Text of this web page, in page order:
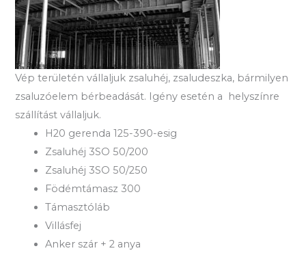
Vép területén vállaljuk zsaluhéj, zsaludeszka, bármilyen
zsaluzóelem bérbeadását. Igény esetén a helyszínre
szállítást vállaljuk.
H20 gerenda 125-390-esig
Zsaluhéj 3SO 50/200
Zsaluhéj 3SO 50/250
Födémtámasz 300
Támasztóláb
Villásfej
Anker szár + 2 anya